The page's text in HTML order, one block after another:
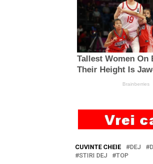
CUVINTE CHEIE DEJ
STIRI DEJ
TOP